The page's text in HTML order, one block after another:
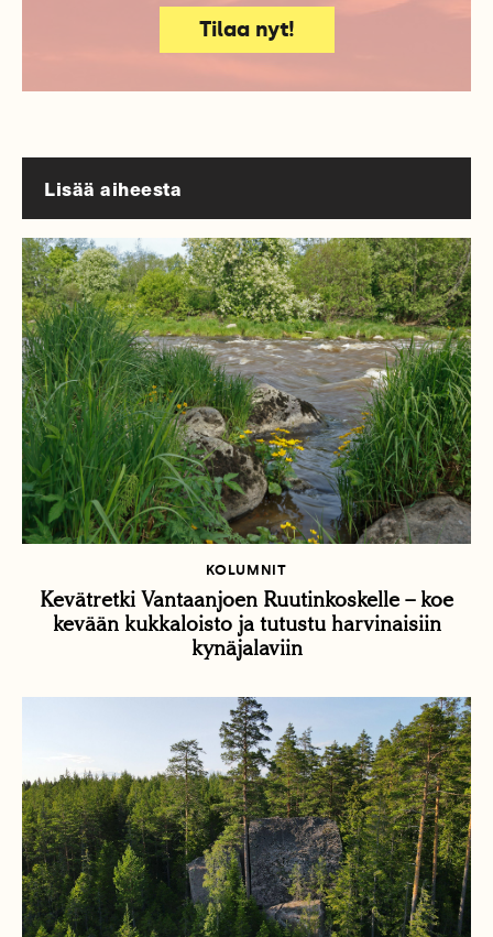
Tilaa nyt!
Lisää aiheesta
KOLUMNIT
Kevätretki Vantaanjoen Ruutinkoskelle – koe
kevään kukkaloisto ja tutustu harvinaisiin
kynäjalaviin